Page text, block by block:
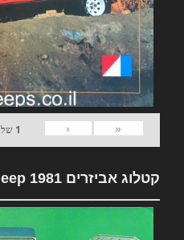
«
‹
1 של
קטלוג אביזרים 1981 Jeep